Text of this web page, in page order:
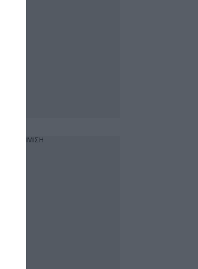
ΔΙΑΦΗΜΙΣΗ